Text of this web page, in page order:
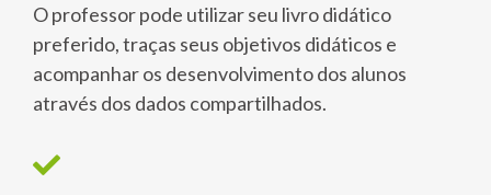
O professor pode utilizar seu livro didático
preferido, traças seus objetivos didáticos e
acompanhar os desenvolvimento dos alunos
através dos dados compartilhados.